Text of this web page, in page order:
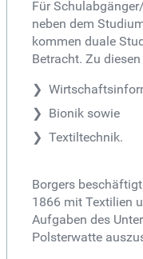
Für
neben dem
kommen duale
Betracht. Zu
Bionik sowie
Textiltechnik.
Borgers
1866 mit Textilien
Aufgaben des
Polsterwatte